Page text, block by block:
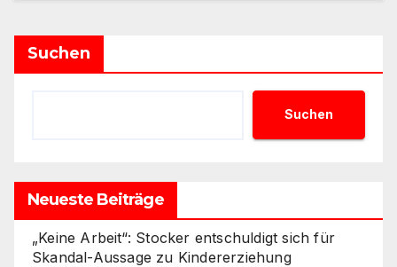
Suchen
Suchen
Neueste Beiträge
„Keine Arbeit“: Stocker entschuldigt sich für
Skandal-Aussage zu Kindererziehung